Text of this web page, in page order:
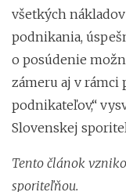
všetkých
podnikania,
o posúdenie
zámeru aj v rámci
podnikateľov,“
Slovenskej
Tento článok
sporiteľňou.